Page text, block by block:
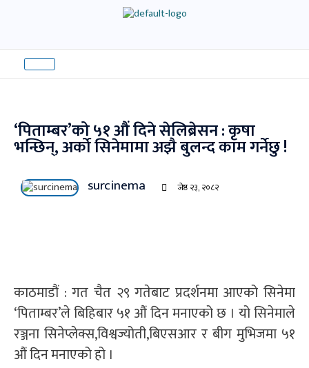
‘पिताम्बर’को ५१ औं दिने सेलिब्रेसन : कृषा
भन्छिन्, अर्को सिनेमामा अझै बुलन्द काम गर्नेछु !
surcinema जेष्ठ २३, २०८२
काठमाडौं : गत चैत २९ गतेबाट प्रदर्शनमा आएको सिनेमा
‘पिताम्बर’ले बिहिबार ५१ औं दिन मनाएको छ । यो सिनेमाले
रञ्जना सिनेप्लेक्स,विश्वज्योती,बिएसआर र बीग मुभिजमा ५१
औं दिन मनाएको हो ।